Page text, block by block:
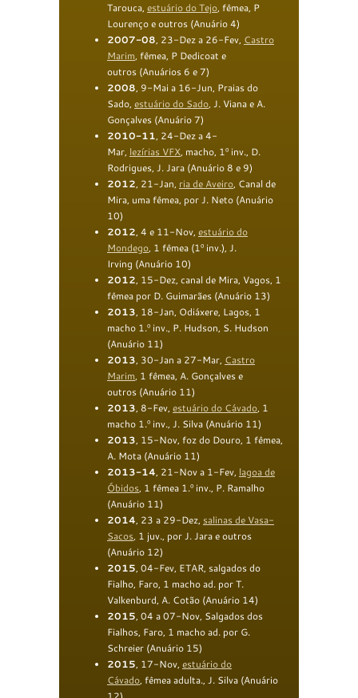
Tarouca, estuário do Tejo, fêmea, P
Lourenço e outros (Anuário 4)
2007-08, 23-Dez a 26-Fev, Castro
Marim, fêmea, P Dedicoat e
outros (Anuários 6 e 7)
2008, 9-Mai a 16-Jun, Praias do
Sado, estuário do Sado, J. Viana e A.
Gonçalves (Anuário 7)
2010-11, 24-Dez a 4-
Mar, lezírias VFX, macho, 1º inv., D.
Rodrigues, J. Jara (Anuário 8 e 9)
2012, 21-Jan, ria de Aveiro, Canal de
Mira, uma fêmea, por J. Neto (Anuário
10)
2012, 4 e 11-Nov, estuário do
Mondego, 1 fêmea (1º inv.), J.
Irving (Anuário 10)
2012, 15-Dez, canal de Mira, Vagos, 1
fêmea por D. Guimarães (Anuário 13)
2013, 18-Jan, Odiáxere, Lagos, 1
macho 1.º inv., P. Hudson, S. Hudson
(Anuário 11)
2013, 30-Jan a 27-Mar, Castro
Marim, 1 fêmea, A. Gonçalves e
outros (Anuário 11)
2013, 8-Fev, estuário do Cávado, 1
macho 1.º inv., J. Silva (Anuário 11)
2013, 15-Nov, foz do Douro, 1 fêmea,
A. Mota (Anuário 11)
2013-14, 21-Nov a 1-Fev, lagoa de
Óbidos, 1 fêmea 1.º inv., P. Ramalho
(Anuário 11)
2014, 23 a 29-Dez, salinas de Vasa-
Sacos, 1 juv., por J. Jara e outros
(Anuário 12)
2015, 04-Fev, ETAR, salgados do
Fialho, Faro, 1 macho ad. por T.
Valkenburd, A. Cotão (Anuário 14)
2015, 04 a 07-Nov, Salgados dos
Fialhos, Faro, 1 macho ad. por G.
Schreier (Anuário 15)
2015, 17-Nov, estuário do
Cávado, fêmea adulta., J. Silva (Anuário